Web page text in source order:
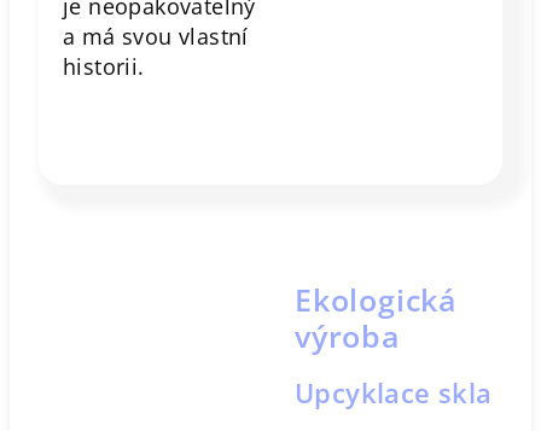
je neopakovatelný
a má svou vlastní
historii.
Ekologická
výroba
Upcyklace skla